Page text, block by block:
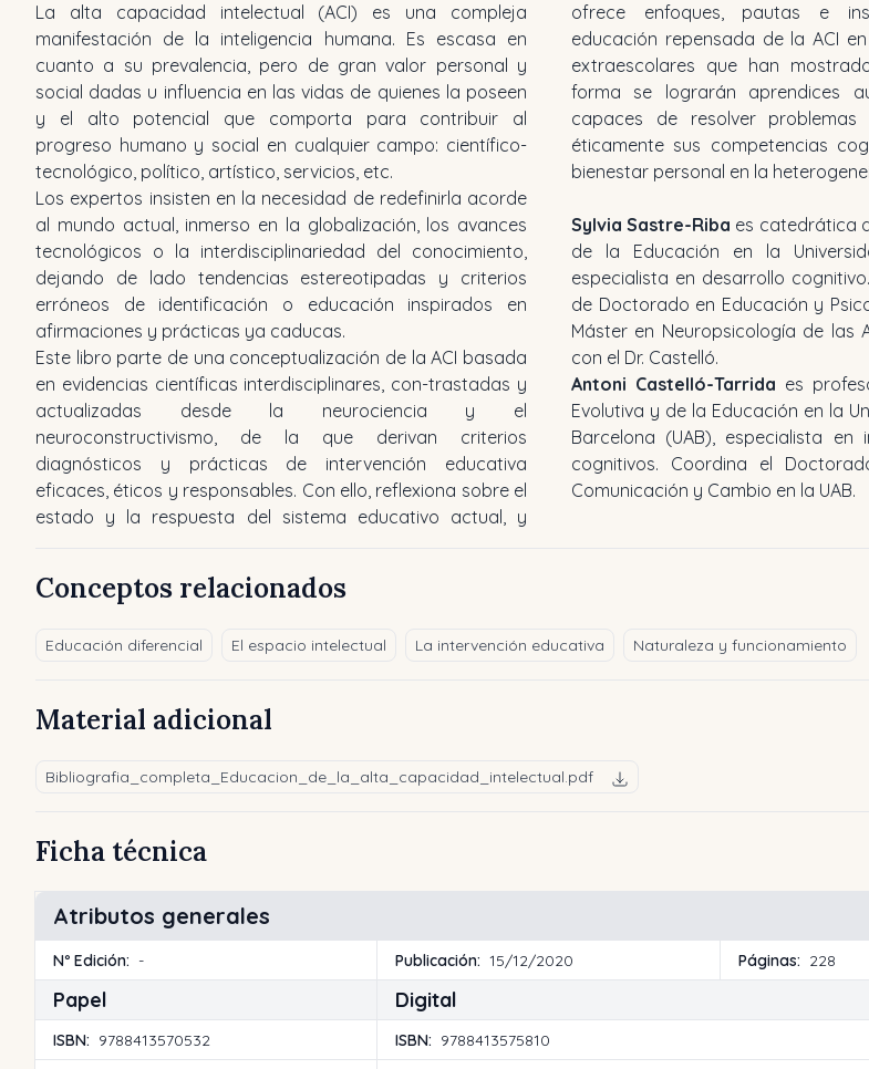
La alta capacidad intelectual (ACI) es una compleja
manifestación de la inteligencia humana. Es escasa en
cuanto a su prevalencia, pero de gran valor personal y
social dadas u influencia en las vidas de quienes la poseen
y el alto potencial que comporta para contribuir al
progreso humano y social en cualquier campo: científico-
tecnológico, político, artístico, servicios, etc.
Los expertos insisten en la necesidad de redefinirla acorde
al mundo actual, inmerso en la globalización, los avances
tecnológicos o la interdisciplinariedad del conocimiento,
dejando de lado tendencias estereotipadas y criterios
erróneos de identificación o educación inspirados en
afirmaciones y prácticas ya caducas.
Este libro parte de una conceptualización de la ACI basada
en evidencias científicas interdisciplinares, con-trastadas y
actualizadas desde la neurociencia y el
neuroconstructivismo, de la que derivan criterios
diagnósticos y prácticas de intervención educativa
eficaces, éticos y responsables. Con ello, reflexiona sobre el
estado y la respuesta del sistema educativo actual, y
ofrece enfoques, pautas e
educación repensada de la ACI
extraescolares que han
forma se lograrán aprendices
capaces de resolver problemas
éticamente sus competencias
bienestar personal en la
Sylvia Sastre-Riba es catedrática
de la Educación en la
especialista en desarrollo
de Doctorado en Educación y
Máster en Neuropsicología de las
con el Dr. Castelló.
Antoni Castelló-Tarrida es
Evolutiva y de la Educación en la
Barcelona (UAB), especialista en
cognitivos. Coordina el
Comunicación y Cambio en la UAB.
Conceptos relacionados
Educación diferencial El espacio intelectual La intervención educativa Naturaleza y funcionamiento
Material adicional
Bibliografia_completa_Educacion_de_la_alta_capacidad_intelectual.pdf
Ficha técnica
Atributos generales
Nº Edición: - Publicación: 15/12/2020 Páginas: 228
Papel
ISBN: 9788413570532
Digital
ISBN: 9788413575810